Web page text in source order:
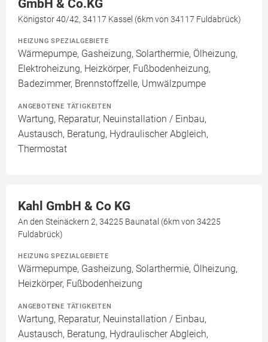
GmbH & Co.KG
Königstor 40/42, 34117 Kassel (6km von 34117 Fuldabrück)
HEIZUNG SPEZIALGEBIETE
Wärmepumpe, Gasheizung, Solarthermie, Ölheizung,
Elektroheizung, Heizkörper, Fußbodenheizung,
Badezimmer, Brennstoffzelle, Umwälzpumpe
ANGEBOTENE TÄTIGKEITEN
Wartung, Reparatur, Neuinstallation / Einbau,
Austausch, Beratung, Hydraulischer Abgleich,
Thermostat
Kahl GmbH & Co KG
An den Steinäckern 2, 34225 Baunatal (6km von 34225
Fuldabrück)
HEIZUNG SPEZIALGEBIETE
Wärmepumpe, Gasheizung, Solarthermie, Ölheizung,
Heizkörper, Fußbodenheizung
ANGEBOTENE TÄTIGKEITEN
Wartung, Reparatur, Neuinstallation / Einbau,
Austausch, Beratung, Hydraulischer Abgleich,